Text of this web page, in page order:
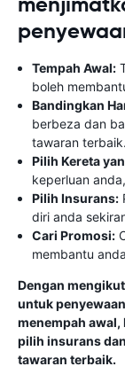
Tempah Awal:
boleh
Bandingkan
berbeza dan
tawaran terbaik.
Pilih Kereta
keperluan
Pilih Insurans:
diri anda
Cari Promosi:
membantu
Dengan
untuk
menempah
pilih insurans
tawaran terbaik.